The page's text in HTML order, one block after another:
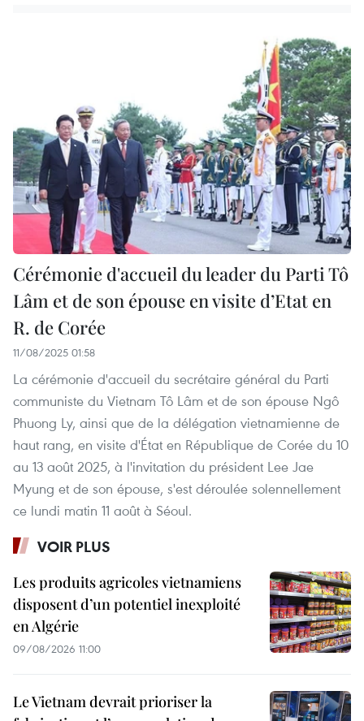
Cérémonie d'accueil du leader du Parti Tô
Lâm et de son épouse en visite d’Etat en
R. de Corée
11/08/2025 01:58
La cérémonie d'accueil du secrétaire général du Parti
communiste du Vietnam Tô Lâm et de son épouse Ngô
Phuong Ly, ainsi que de la délégation vietnamienne de
haut rang, en visite d'État en République de Corée du 10
au 13 août 2025, à l'invitation du président Lee Jae
Myung et de son épouse, s'est déroulée solennellement
ce lundi matin 11 août à Séoul.
VOIR PLUS
Les produits agricoles vietnamiens
disposent d’un potentiel inexploité
en Algérie
09/08/2026 11:00
Le Vietnam devrait prioriser la